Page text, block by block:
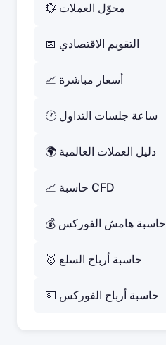
💱 محوّل العملات
📅 التقويم الاقتصادي
📈 أسعار مباشرة
🕐 ساعة جلسات التداول
🌍 دليل العملات العالمية
📈 حاسبة CFD
💰 حاسبة هامش الفوركس
🥇 حاسبة أرباح السلع
💵 حاسبة أرباح الفوركس